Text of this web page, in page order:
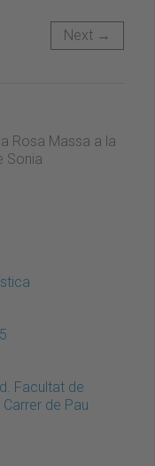
Next →
Rosa Massa a la
Sonia
Facultat de
de Pau